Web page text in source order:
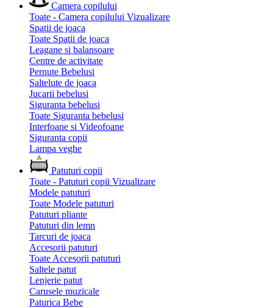
Camera copilului
Toate - Camera copilului Vizualizare
Spatii de joaca
Toate Spatii de joaca
Leagane si balansoare
Centre de activitate
Pernute Bebelusi
Saltelute de joaca
Jucarii bebelusi
Siguranta bebelusi
Toate Siguranta bebelusi
Interfoane si Videofoane
Siguranta copii
Lampa veghe
Patuturi copii
Toate - Patuturi copii Vizualizare
Modele patuturi
Toate Modele patuturi
Patuturi pliante
Patuturi din lemn
Tarcuri de joaca
Accesorii patuturi
Toate Accesorii patuturi
Saltele patut
Lenjerie patut
Carusele muzicale
Paturica Bebe